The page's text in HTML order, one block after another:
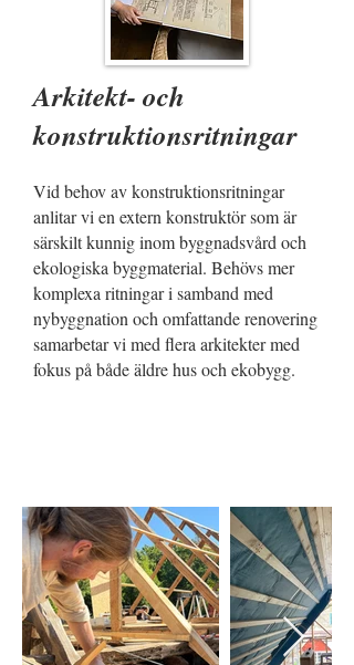
Arkitekt- och
konstruktionsritningar
Vid behov av konstruktionsritningar
anlitar vi en extern konstruktör som är
särskilt kunnig inom byggnadsvård och
ekologiska byggmaterial. Behövs mer
komplexa ritningar i samband med
nybyggnation och omfattande renovering
samarbetar vi med flera arkitekter med
fokus på både äldre hus och ekobygg.